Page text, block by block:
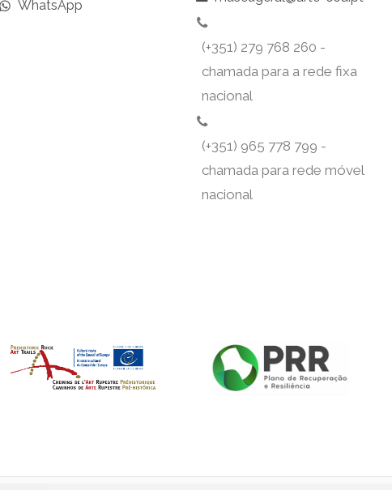
WhatsApp
(+351) 279 768 260 -
chamada para a rede fixa
nacional
(+351) 965 778 799 -
chamada para rede móvel
nacional